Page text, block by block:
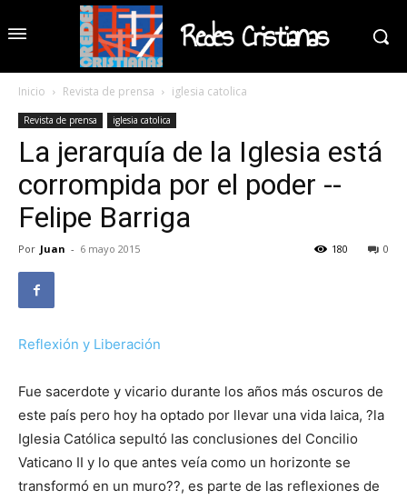
Redes Cristianas
Inicio Revista de prensa iglesia catolica
Revista de prensa iglesia catolica
La jerarquía de la Iglesia está
corrompida por el poder --
Felipe Barriga
Por Juan - 6 mayo 2015 0
180
Reflexión y Liberación
Fue sacerdote y vicario durante los años más oscuros de
este país pero hoy ha optado por llevar una vida laica, ?la
Iglesia Católica sepultó las conclusiones del Concilio
Vaticano II y lo que antes veía como un horizonte se
transformó en un muro??, es parte de las reflexiones de